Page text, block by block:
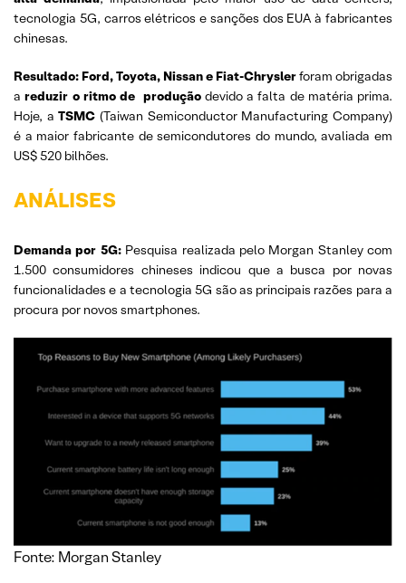
tecnologia 5G, carros elétricos e sanções dos EUA à fabricantes
chinesas.
Resultado: Ford, Toyota, Nissan e Fiat-Chryslerforam obrigadas
areduzir o ritmo de produçãodevido a falta de matéria prima.
Hoje, aTSMC (Taiwan Semiconductor Manufacturing Company)
é a maior fabricante de semicondutores do mundo, avaliada em
US$ 520 bilhões.
ANÁLISES
Demanda por 5G: Pesquisa realizada pelo Morgan Stanley com
1.500 consumidores chineses indicou que a busca por novas
funcionalidades e a tecnologia 5G são as principais razões para a
procura por novos smartphones.
Fonte: Morgan Stanley